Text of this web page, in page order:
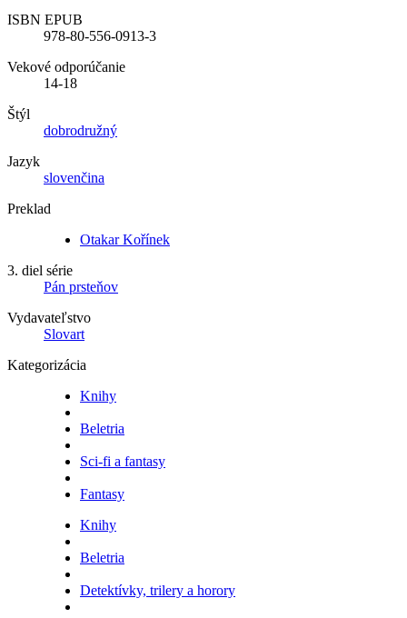
ISBN EPUB
978-80-556-0913-3
Vekové odporúčanie
14-18
Štýl
dobrodružný
Jazyk
slovenčina
Preklad
Otakar Kořínek
3. diel série
Pán prsteňov
Vydavateľstvo
Slovart
Kategorizácia
Knihy
Beletria
Sci-fi a fantasy
Fantasy
Knihy
Beletria
Detektívky, trilery a horory